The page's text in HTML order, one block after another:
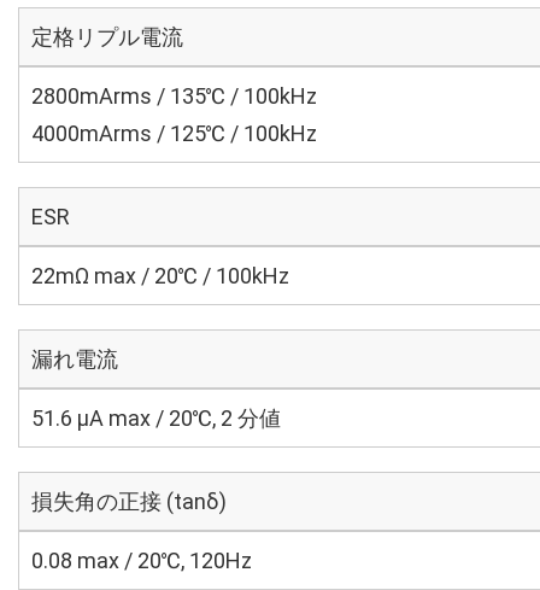
定格リプル電流
2800mArms / 135℃ / 100kHz
4000mArms / 125℃ / 100kHz
ESR
22mΩ max / 20℃ / 100kHz
漏れ電流
51.6 μA max / 20℃, 2 分値
損失角の正接 (tanδ)
0.08 max / 20℃, 120Hz